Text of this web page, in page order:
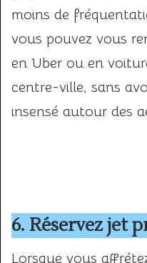
moins de
vous pouvez vous
en Uber ou en
centre-ville, sans
insensé autour des
6. Réservez jet
Lorsque vous